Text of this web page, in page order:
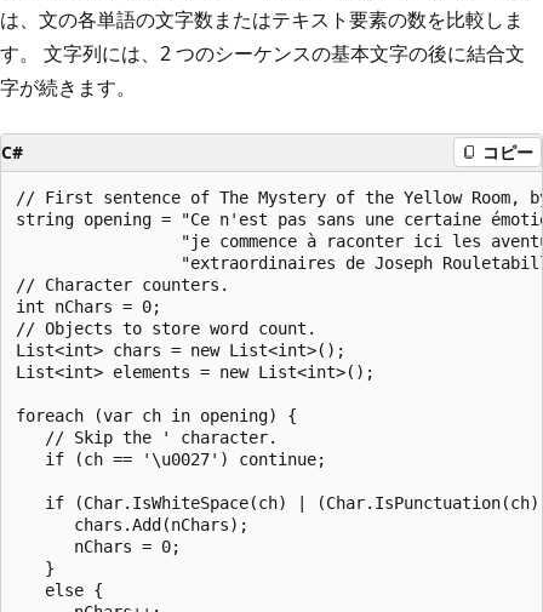
は、文の各単語の文字数またはテキスト要素の数を比較しま
す。 文字列には、2 つのシーケンスの基本文字の後に結合文
字が続きます。
C# コピー
// First sentence of The Mystery of the Yellow Room,
string opening = "Ce n'est pas sans une certaine
"je commence à raconter ici les
"extraordinaires de Joseph
// Character counters.
int nChars = 0;
// Objects to store word count.
List<int> chars = new List<int>();
List<int> elements = new List<int>();
foreach (var ch in opening) {
   // Skip the ' character.
   if (ch == '\u0027') continue;
if (Char.IsWhiteSpace(ch) |
      chars.Add(nChars);
      nChars = 0;
   }
   else {